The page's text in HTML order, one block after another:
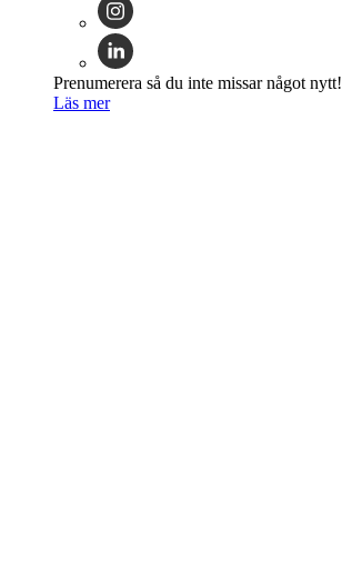
Prenumerera så du inte missar något nytt!
Läs mer